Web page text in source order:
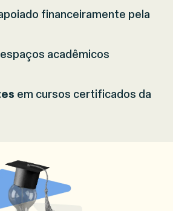
financeiramente pela
acadêmicos
em cursos certificados da